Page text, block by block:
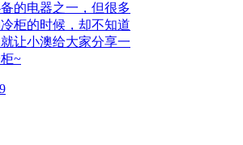
的电器之一，但很多
柜的时候，却不知道
让小澳给大家分享一
~